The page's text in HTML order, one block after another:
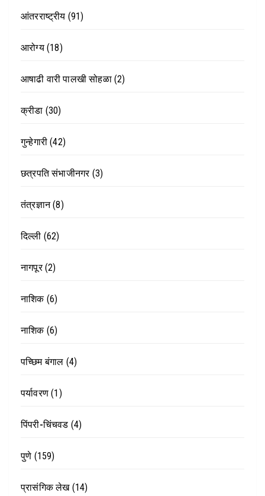
आंतरराष्ट्रीय (91)
आरोग्य(18)
आषाढी वारी पालखी सोहळा(2)
क्रीडा (30)
गुन्हेगारी (42)
छत्रपति संभाजीनगर(3)
तंत्रज्ञान(8)
दिल्ली (62)
नागपूर(2)
नाशिक(6)
नाशिक(6)
पच्छिम बंगाल (4)
पर्यावरण (1)
पिंपरी-चिंचवड (4)
पुणे (159)
प्रासंगिक लेख(14)